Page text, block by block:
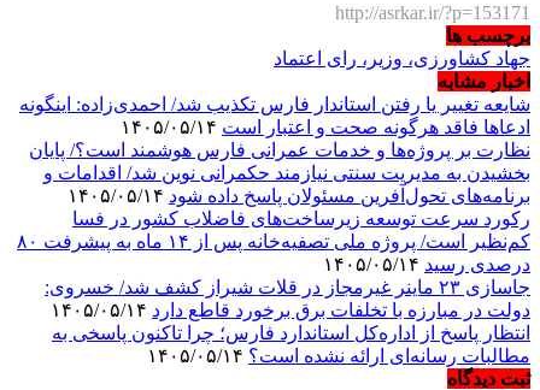
http://asrkar.ir/?p=153171
برچسب ها
جهاد کشاورزی، وزیر، رای اعتماد
اخبار مشابه
شایعه تغییر یا رفتن استاندار فارس تکذیب شد/ احمدی‌زاده: اینگونه
ادعاها فاقد هرگونه صحت و اعتبار است
نظارت بر پروژه‌ها و خدمات عمرانی فارس هوشمند است؟/ پایان
بخشیدن به مدیریت سنتی نیازمند حکمرانی نوین شد/ اقدامات و
برنامه‌های تحول‌آفرین مسئولان پاسخ داده شود
رکورد سرعت توسعه زیرساخت‌های فاضلاب کشور در فسا
کم‌نظیر است/ پروژه ملی تصفیه‌خانه پس از ۱۴ ماه به پیشرفت ۸۰
درصدی رسید
جاسازی ۲۳ ماینر غیرمجاز در قلات شیراز کشف شد/ خسروی:
دولت در مبارزه با تخلفات برق برخورد قاطع دارد
انتظار پاسخ از اداره‌کل استاندارد فارس؛ چرا تاکنون پاسخی به
مطالبات رسانه‌ای ارائه نشده است؟
ثبت دیدگاه